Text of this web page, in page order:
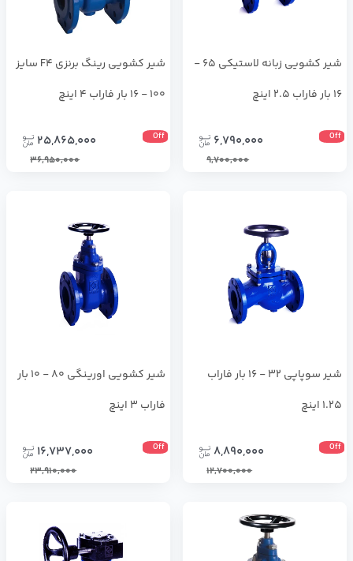
شير كشويي زبانه لاستيكي 65 -
16 بار فاراب 2.5 اینچ
Off
6,790,000
9,700,000
شير كشويي رينگ برنزي F4 سايز
100 - 16 بار فاراب 4 اینچ
Off
25,865,000
36,950,000
شير سوپاپي 32 - 16 بار فاراب
1.25 اینچ
Off
8,890,000
12,700,000
شير كشويي اورينگي 80 - 10 بار
فاراب 3 اینچ
Off
16,737,000
23,910,000